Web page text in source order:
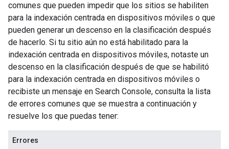
comunes que pueden impedir que los sitios se habiliten
para la indexación centrada en dispositivos móviles o que
pueden generar un descenso en la clasificación después
de hacerlo. Si tu sitio aún no está habilitado para la
indexación centrada en dispositivos móviles, notaste un
descenso en la clasificación después de que se habilitó
para la indexación centrada en dispositivos móviles o
recibiste un mensaje en Search Console, consulta la lista
de errores comunes que se muestra a continuación y
resuelve los que puedas tener:
Errores